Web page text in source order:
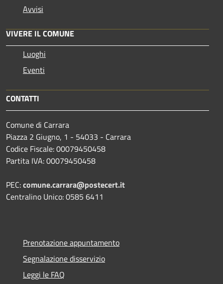
Avvisi
VIVERE IL COMUNE
Luoghi
Eventi
CONTATTI
Comune di Carrara
Piazza 2 Giugno, 1 - 54033 - Carrara
Codice Fiscale: 00079450458
Partita IVA: 00079450458
PEC:comune.carrara@postecert.it
Centralino Unico: 0585 6411
Prenotazione appuntamento
Segnalazione disservizio
Leggi le FAQ